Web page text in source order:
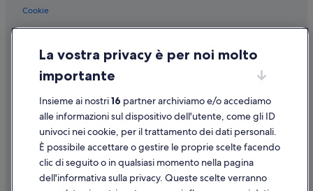
Cookie
Condizioni per l'utilizzo
Informazioni legali/Contatti
Linee guida sui contenuti e segnalazione dei contenuti
Supporto
Assistenza clienti
Contattaci
Come cancellare un volo
La vostra privacy è per noi molto
importante
Insieme ai nostri16 partner archiviamo e/o accediamo
alle informazioni sul dispositivo dell'utente, come gli ID
univoci nei cookie, per il trattamento dei dati personali.
È possibile accettare o gestire le proprie scelte facendo
clic di seguito o in qualsiasi momento nella pagina
dell'informativa sulla privacy. Queste scelte verranno